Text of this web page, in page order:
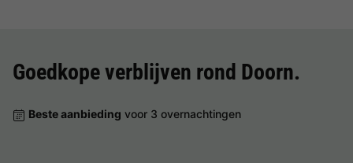
Goedkope verblijven rond Doorn.
Beste aanbieding voor 3 overnachtingen